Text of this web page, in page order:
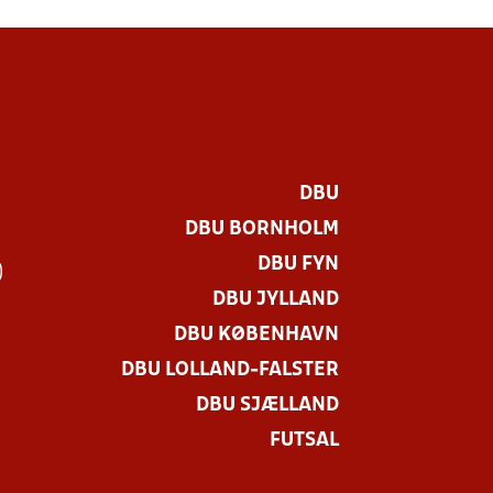
DBU
DBU BORNHOLM
DBU FYN
DBU JYLLAND
DBU KØBENHAVN
DBU LOLLAND-FALSTER
DBU SJÆLLAND
FUTSAL